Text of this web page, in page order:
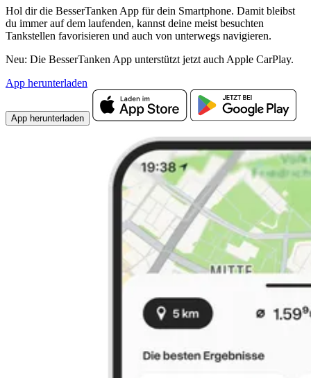
Hol dir die BesserTanken App für dein Smartphone. Damit bleibst
du immer auf dem laufenden, kannst deine meist besuchten
Tankstellen favorisieren und auch von unterwegs navigieren.
Neu: Die BesserTanken App unterstützt jetzt auch Apple CarPlay.
App herunterladen
App herunterladen